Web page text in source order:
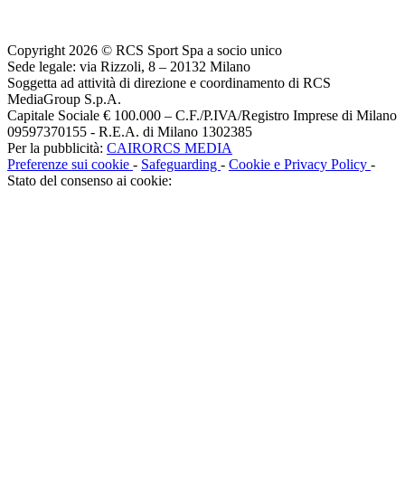
Copyright 2026 © RCS Sport Spa a socio unico
Sede legale: via Rizzoli, 8 – 20132 Milano
Soggetta ad attività di direzione e coordinamento di RCS
MediaGroup S.p.A.
Capitale Sociale € 100.000 – C.F./P.IVA/Registro Imprese di Milano
09597370155 - R.E.A. di Milano 1302385
Per la pubblicità: CAIRORCS MEDIA
Preferenze sui cookie - Safeguarding - Cookie e Privacy Policy -
Stato del consenso ai cookie: